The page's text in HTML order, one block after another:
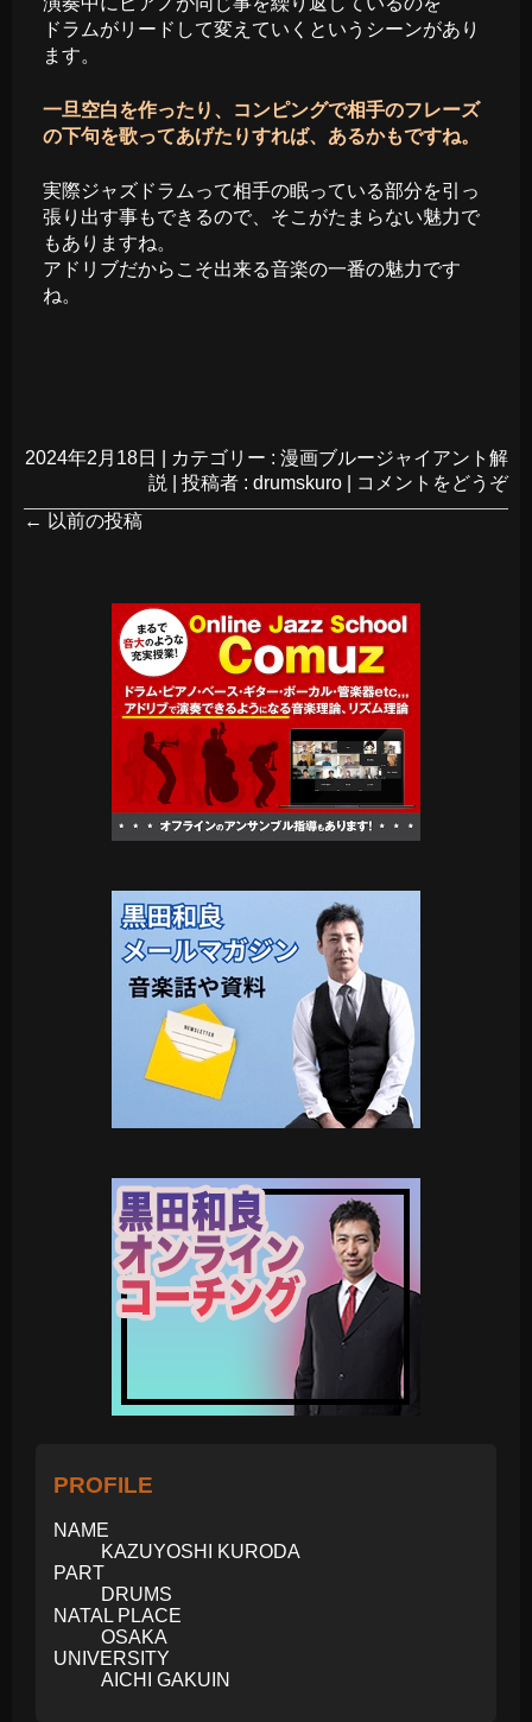
ドラムがリードして変えていくというシーンがあり
ます。
一旦空白を作ったり、コンピングで相手のフレーズ
の下句を歌ってあげたりすれば、あるかもですね。
実際ジャズドラムって相手の眠っている部分を引っ
張り出す事もできるので、そこがたまらない魅力で
もありますね。
アドリブだからこそ出来る音楽の一番の魅力です
ね。
2024年2月18日 カテゴリー : 漫画ブルージャイアント解
説
投稿者 : drumskuro
コメントをどうぞ
← 以前の投稿
PROFILE
NAME
KAZUYOSHI KURODA
PART
DRUMS
NATAL PLACE
OSAKA
UNIVERSITY
AICHI GAKUIN